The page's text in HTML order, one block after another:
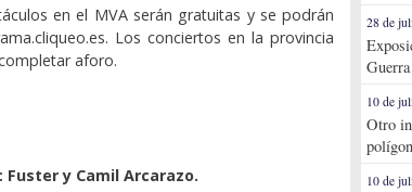
en el MVA serán gratuitas y se podrán
Los conciertos en la provincia
aforo.
Fuster y Camil Arcarazo.
28 de
10 de
Otro
10 de